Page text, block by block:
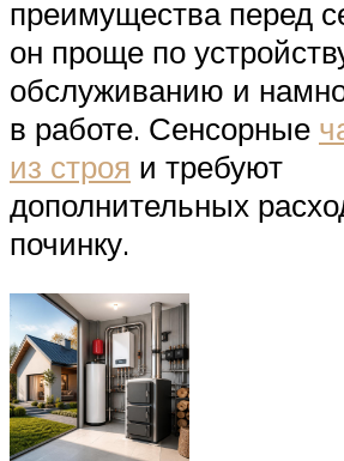
преимущества перед
он проще по
обслуживанию и
в работе. Сенсорные
из строя и требуют
дополнительных
починку.